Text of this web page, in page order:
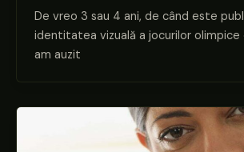
De vreo 3 sau 4 ani, de când este
identitatea vizuală a jocurilor olimpice
am auzit